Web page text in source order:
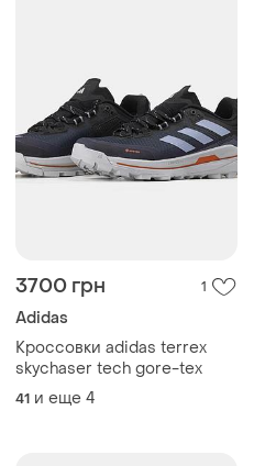
3700 грн 1
Adidas
Кроссовки adidas terrex
skychaser tech gore-tex
41 и еще 4